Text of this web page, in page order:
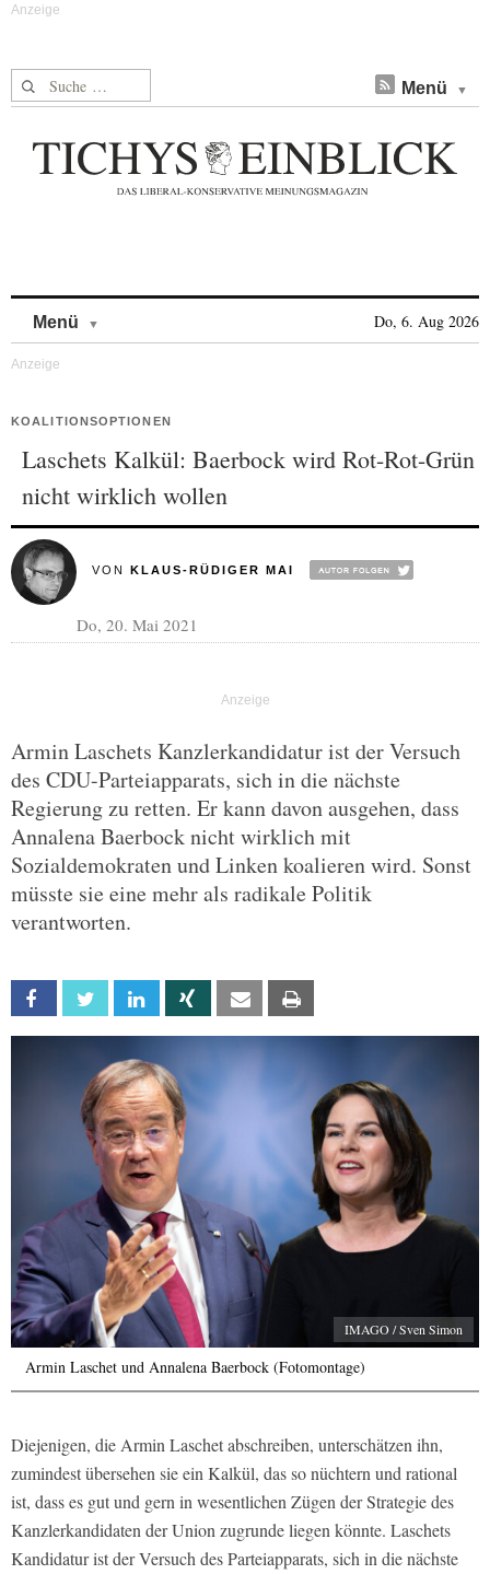
Suche nach: Menü
Menü Do, 6. Aug 2026
KOALITIONSOPTIONEN
Laschets Kalkül: Baerbock wird Rot-Rot-Grün
nicht wirklich wollen
VON KLAUS-RÜDIGER MAI
Do, 20. Mai 2021
Armin Laschets Kanzlerkandidatur ist der Versuch
des CDU-Parteiapparats, sich in die nächste
Regierung zu retten. Er kann davon ausgehen, dass
Annalena Baerbock nicht wirklich mit
Sozialdemokraten und Linken koalieren wird. Sonst
müsste sie eine mehr als radikale Politik
verantworten.
Facebook Twitter Linkedin Xing Email
IMAGO / Sven Simon
Armin Laschet und Annalena Baerbock (Fotomontage)
Diejenigen, die Armin Laschet abschreiben, unterschätzen ihn,
zumindest übersehen sie ein Kalkül, das so nüchtern und rational
ist, dass es gut und gern in wesentlichen Zügen der Strategie des
Kanzlerkandidaten der Union zugrunde liegen könnte. Laschets
Kandidatur ist der Versuch des Parteiapparats, sich in die nächste